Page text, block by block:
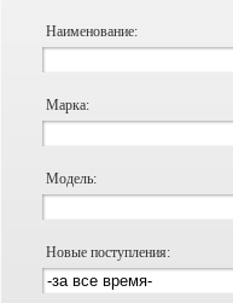
Наименование:
Марка:
Модель:
Новые поступления: